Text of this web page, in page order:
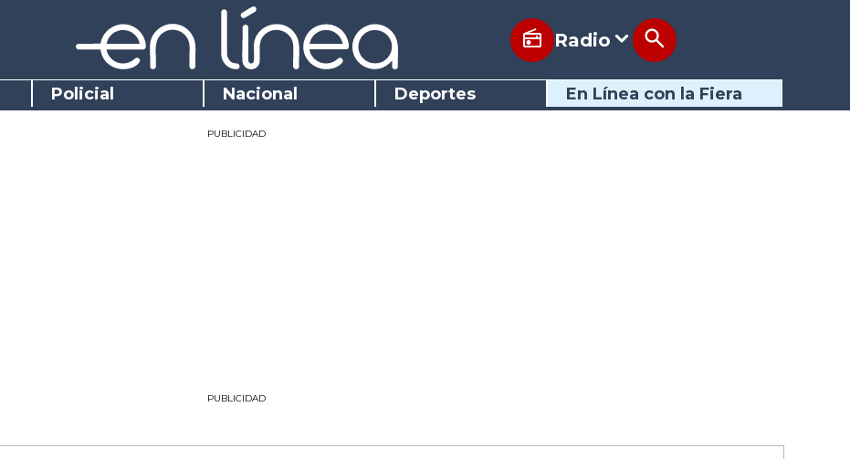
Radio
Policial Nacional Deportes En Línea con la Fiera
PUBLICIDAD
PUBLICIDAD